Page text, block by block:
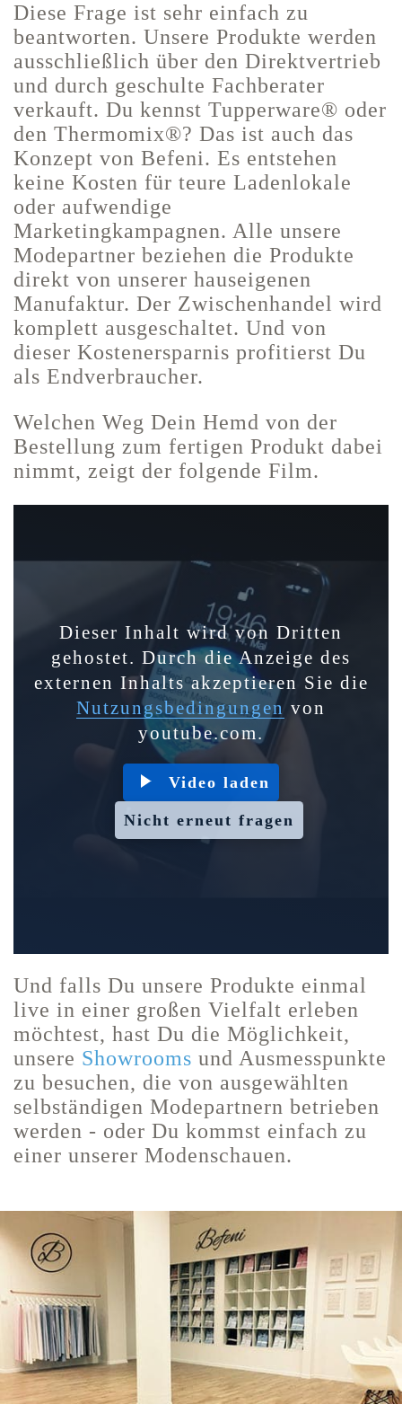
Diese Frage ist sehr einfach zu
beantworten. Unsere Produkte werden
ausschließlich über den Direktvertrieb
und durch geschulte Fachberater
verkauft. Du kennst Tupperware® oder
den Thermomix®? Das ist auch das
Konzept von Befeni. Es entstehen
keine Kosten für teure Ladenlokale
oder aufwendige
Marketingkampagnen. Alle unsere
Modepartner beziehen die Produkte
direkt von unserer hauseigenen
Manufaktur. Der Zwischenhandel wird
komplett ausgeschaltet. Und von
dieser Kostenersparnis profitierst Du
als Endverbraucher.
Welchen Weg Dein Hemd von der
Bestellung zum fertigen Produkt dabei
nimmt, zeigt der folgende Film.
Dieser Inhalt wird von Dritten
gehostet. Durch die Anzeige des
externen Inhalts akzeptieren Sie die
Nutzungsbedingungen von
youtube.com.
Video laden
Nicht erneut fragen
Und falls Du unsere Produkte einmal
live in einer großen Vielfalt erleben
möchtest, hast Du die Möglichkeit,
unsere Showrooms und Ausmesspunkte
zu besuchen, die von ausgewählten
selbständigen Modepartnern betrieben
werden - oder Du kommst einfach zu
einer unserer Modenschauen.